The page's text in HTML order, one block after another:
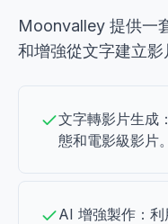
Moonvalley 提供一
和增強從文字建立影
文字轉影片生成
態和電影級影片。
AI 增強製作：